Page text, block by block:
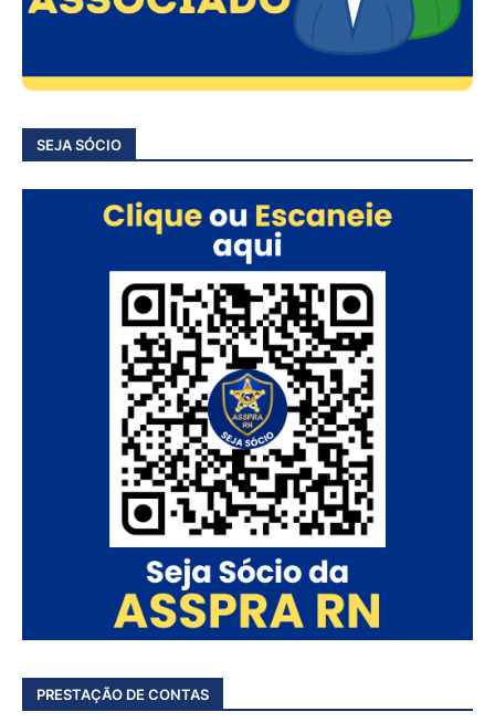
SEJA SÓCIO
PRESTAÇÃO DE CONTAS